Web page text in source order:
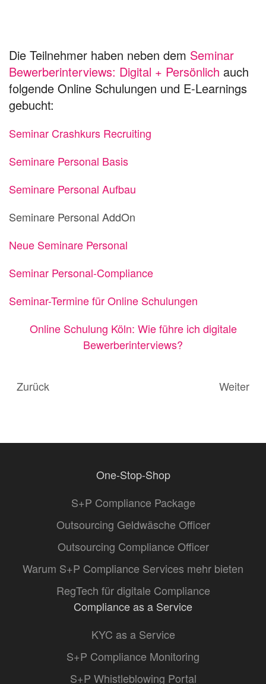
Die Teilnehmer haben neben dem Seminar
Bewerberinterviews: Digital + Persönlich auch
folgende Online Schulungen und E-Learnings
gebucht:
Seminar Crashkurs Recruiting
Seminare Personal Basis
Seminare Personal Aufbau
Seminare Personal AddOn
Neue Seminare Personal
Seminar Personal-Compliance
Seminar-Termine für Online Schulungen
Online Schulung Köln: Wie führe ich digitale
Bewerberinterviews?
Zurück Weiter
One-Stop-Shop
S+P Compliance Package
Outsourcing Geldwäsche Officer
Outsourcing Compliance Officer
Warum S+P Compliance Services mehr bieten
RegTech für digitale Compliance
Compliance as a Service
KYC as a Service
S+P Compliance Monitoring
S+P Whistleblowing Portal